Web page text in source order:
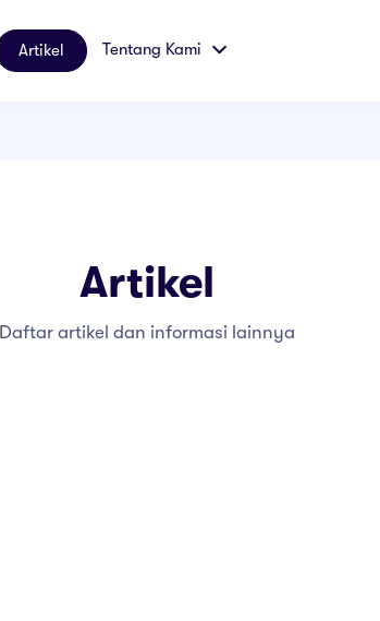
Artikel Tentang Kami
Artikel
Daftar artikel dan informasi lainnya